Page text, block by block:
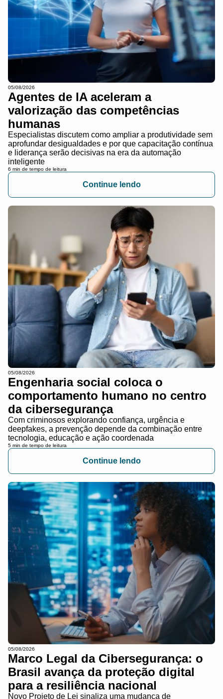
05/08/2026
Agentes de IA aceleram a
valorização das competências
humanas
Especialistas discutem como ampliar a produtividade sem
aprofundar desigualdades e por que capacitação contínua
e liderança serão decisivas na era da automação
inteligente
6 min de tempo de leitura
Continue lendo
05/08/2026
Engenharia social coloca o
comportamento humano no centro
da cibersegurança
Com criminosos explorando confiança, urgência e
deepfakes, a prevenção depende da combinação entre
tecnologia, educação e ação coordenada
5 min de tempo de leitura
Continue lendo
05/08/2026
Marco Legal da Cibersegurança: o
Brasil avança da proteção digital
para a resiliência nacional
Novo Projeto de Lei sinaliza uma mudança de